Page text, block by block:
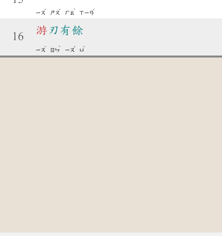
ㄧㄡ
ˊ
ㄕㄡ
ˇ
ㄏㄠ
ˋ
ㄒㄧㄢ
ˊ
16
游 刃有餘
ㄧㄡ
ˊ
ㄖㄣ
ˋ
ㄧㄡ
ˇ
ㄩ
ˊ